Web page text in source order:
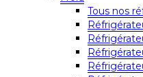
Tous nos